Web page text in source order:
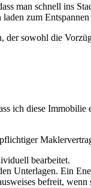
man schnell ins
zum
sowohl die
ich diese
bearbeitet.
Unterlagen. Ein
befreit,